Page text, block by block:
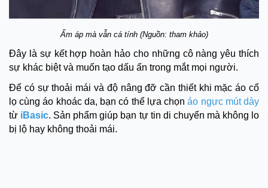
Ấm áp mà vẫn cá tính (Nguồn: tham khảo)
Đây là sự kết hợp hoàn hảo cho những cô nàng yêu thích
sự khác biệt và muốn tạo dấu ấn trong mắt mọi người.
Để có sự thoải mái và độ nâng đỡ cần thiết khi mặc áo cổ
lọ cùng áo khoác da, bạn có thể lựa chọnáo ngực mút dày
từ iBasic. Sản phẩm giúp bạn tự tin di chuyển mà không lo
bị lộ hay không thoải mái.